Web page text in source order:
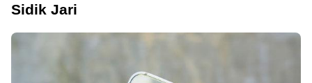
Sidik Jari